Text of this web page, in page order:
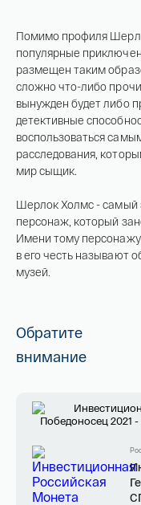
Помимо профиля
популярные
размещен таким
сложно что-либо
вынужден будет либо
детективные
воспользоваться
расследования,
мир сыщик.
Шерлок Холмс - самый
персонаж, который
Имени тому
в его честь называют
музей.
Обратите
внимание
Георгий
Имя*
Телефон*
Я